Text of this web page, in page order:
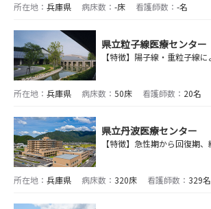
所在地： 兵庫県 病床数： -床 看護師数： -名
県立粒子線医療センター
所在地： 兵庫県 病床数： 50床 看護師数： 20名
県立丹波医療センター
所在地： 兵庫県 病床数： 320床 看護師数： 329名